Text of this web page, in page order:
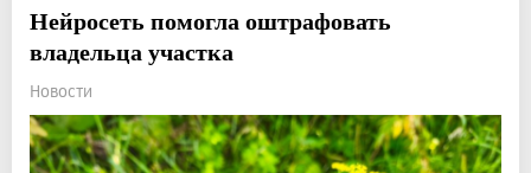
Нейросеть помогла оштрафовать
владельца участка
Новости